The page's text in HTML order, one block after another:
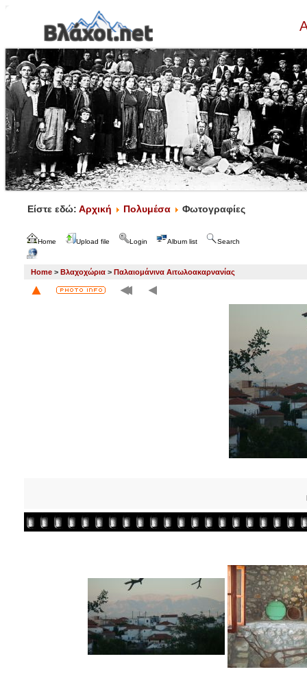
Είστε εδώ: Αρχική Πολυμέσα Φωτογραφίες
Home Upload file Login Album list Search
Home > Βλαχοχώρια > Παλαιομάνινα Αιτωλοακαρνανίας